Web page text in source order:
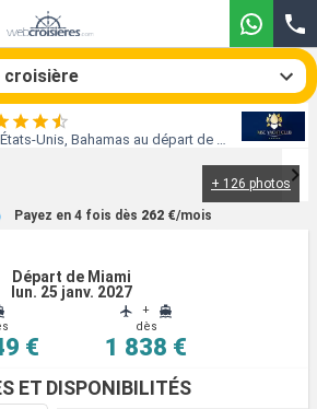
Croisière MSC Seaside : États-Unis, Bahamas au départ de Miami
+ 126 photos
Départ de Miami
lun. 25 janv. 2027
€
+
dès
1 838 €
Payez en 4 fois dès 262 €/mois
ET DISPONIBILITÉS
croisière
Compagnies
Rechercher